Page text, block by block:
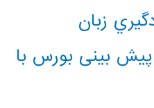
زبان
بینی بورس با